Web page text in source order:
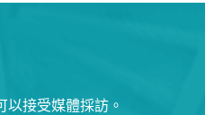
以接受媒體採訪。